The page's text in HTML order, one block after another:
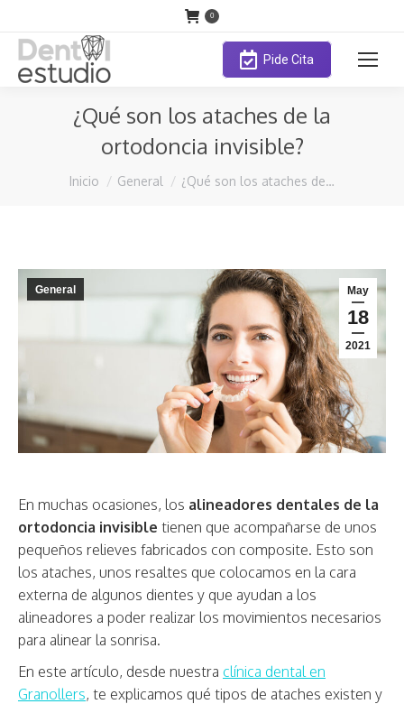
0
Pide Cita
¿Qué son los ataches de la
ortodoncia invisible?
Estás aquí:
Inicio General ¿Qué son los ataches de…
May
18
2021
General
En muchas ocasiones, los alineadores dentales de la
ortodoncia invisible tienen que acompañarse de unos
pequeños relieves fabricados con composite. Esto son
los ataches, unos resaltes que colocamos en la cara
externa de algunos dientes y que ayudan a los
alineadores a poder realizar los movimientos necesarios
para alinear la sonrisa.
En este artículo, desde nuestra clínica dental en
Granollers, te explicamos qué tipos de ataches existen y